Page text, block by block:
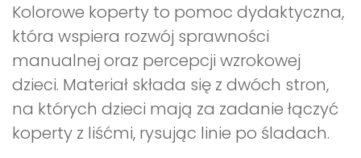
Kolorowe koperty to pomoc dydaktyczna,
która wspiera rozwój sprawności
manualnej oraz percepcji wzrokowej
dzieci. Materiał składa się z dwóch stron,
na których dzieci mają za zadanie łączyć
koperty z liśćmi, rysując linie po śladach.